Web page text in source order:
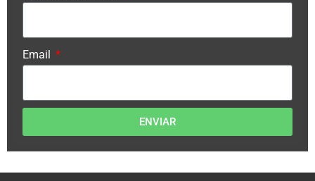
Email
ENVIAR